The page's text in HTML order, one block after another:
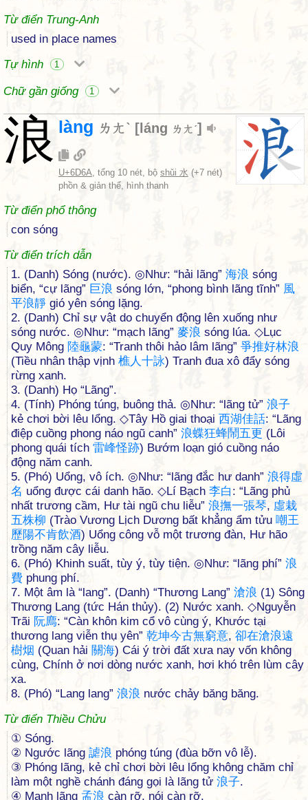
Từ điển Trung-Anh
used in place names
Tự hình
1
Chữ gần giống 1
浪 làng ㄌㄤˋ [ láng ㄌㄤˊ]
U+6D6A, tổng 10 nét, bộ shǔi 水 (+7 nét)
phồn & giản thể, hình thanh
Từ điển phổ thông
con sóng
Từ điển trích dẫn
1. (Danh) Sóng (nước). ◎Như: “hải lãng” 海浪 sóng
biển, “cự lãng” 巨浪 sóng lớn, “phong bình lãng tĩnh” 風
平浪靜 gió yên sóng lặng.
2. (Danh) Chỉ sự vật do chuyển động lên xuống như
sóng nước. ◎Như: “mạch lãng” 麥浪 sóng lúa. ◇Lục
Quy Mông 陸龜蒙: “Tranh thôi hảo lâm lãng” 爭推好林浪
(Tiều nhân thập vịnh 樵人十詠) Tranh đua xô đẩy sóng
rừng xanh.
3. (Danh) Họ “Lãng”.
4. (Tính) Phóng túng, buông thả. ◎Như: “lãng tử” 浪子
kẻ chơi bời lêu lổng. ◇Tây Hồ giai thoại 西湖佳話: “Lãng
điệp cuồng phong náo ngũ canh” 浪蝶狂蜂鬧五更 (Lôi
phong quái tích 雷峰怪跡) Bướm loạn gió cuồng náo
động năm canh.
5. (Phó) Uổng, vô ích. ◎Như: “lãng đắc hư danh” 浪得虛
名 uổng được cái danh hão. ◇Lí Bạch 李白 : “Lãng phủ
nhất trương cầm, Hư tài ngũ chu liễu” 浪撫一張琴, 虛栽
五株柳 (Trào Vương Lịch Dương bất khẳng ẩm tửu 嘲王
歷陽不肯飲酒) Uổng công vỗ một trương đàn, Hư hão
trồng năm cây liễu.
6. (Phó) Khinh suất, tùy ý, tùy tiện. ◎Như: “lãng phí” 浪
費 phung phí.
7. Một âm là “lang”. (Danh) “Thương Lang” 滄浪 (1) Sông
Thương Lang (tức Hán thủy). (2) Nước xanh. ◇Nguyễn
Trãi 阮廌: “Càn khôn kim cổ vô cùng ý, Khước tại
thương lang viễn thụ yên” 乾坤今古無窮意, 卻在滄浪遠
樹烟 (Quan hải 關海) Cái ý trời đất xưa nay vốn không
cùng, Chính ở nơi dòng nước xanh, hơi khó trên lùm cây
xa.
8. (Phó) “Lang lang” 浪浪 nước chảy băng băng.
Từ điển Thiều Chửu
① Sóng.
② Ngước lãng 謔浪 phóng túng (đùa bỡn vô lễ).
③ Phóng lãng, kẻ chỉ chơi bời lêu lổng không chăm chỉ
làm một nghề chánh đáng gọi là lãng tử 浪子.
④ Mạnh lãng 孟浪 càn rỡ, nói càn rỡ.